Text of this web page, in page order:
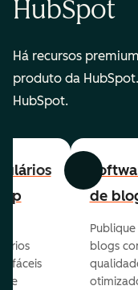
HubSpot
Há recursos
produto da
HubSpot.
Anterior Avançar
fáceis
e
de
Publique
blogs